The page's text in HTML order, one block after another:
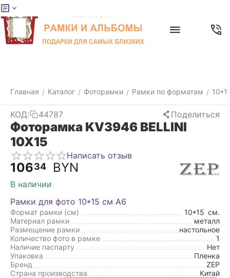
Главная / Каталог / Фоторамки / Рамки по форматам /
КОД: 44787 Поделиться
Фоторамка KV3946 BELLINI
10X15
Написать отзыв
10634 BYN
В наличии
Рамки для фото 10*15 см А6
Формат рамки (см) 10*15 см.
Материал рамки
металл
Размещение рамки
настольное
Количество фото в рамке
1
Наличие паспарту
Нет
Упаковка
Пленка
Бренд
ZEP
Страна производства
Китай
Меню
товары